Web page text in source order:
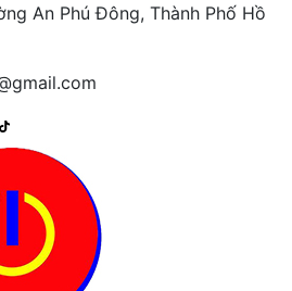
An Phú Đông, Thành Phố Hồ